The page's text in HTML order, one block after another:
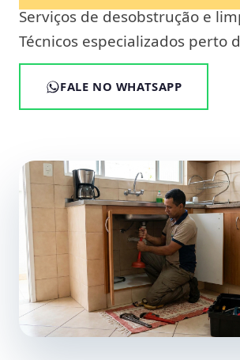
Serviços de desobstrução e
Técnicos especializados perto
FALE NO WHATSAPP